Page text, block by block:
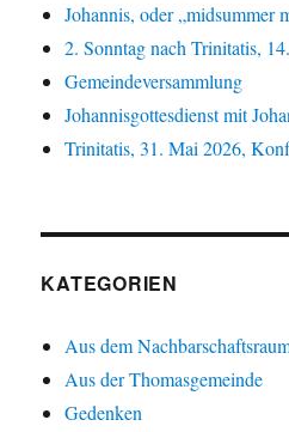
Johannis, oder „midsummer
2. Sonntag nach Trinitatis,
Gemeindeversammlung
Johannisgottesdienst mit
Trinitatis, 31. Mai 2026,
KATEGORIEN
Aus dem
Aus der Thomasgemeinde
Gedenken